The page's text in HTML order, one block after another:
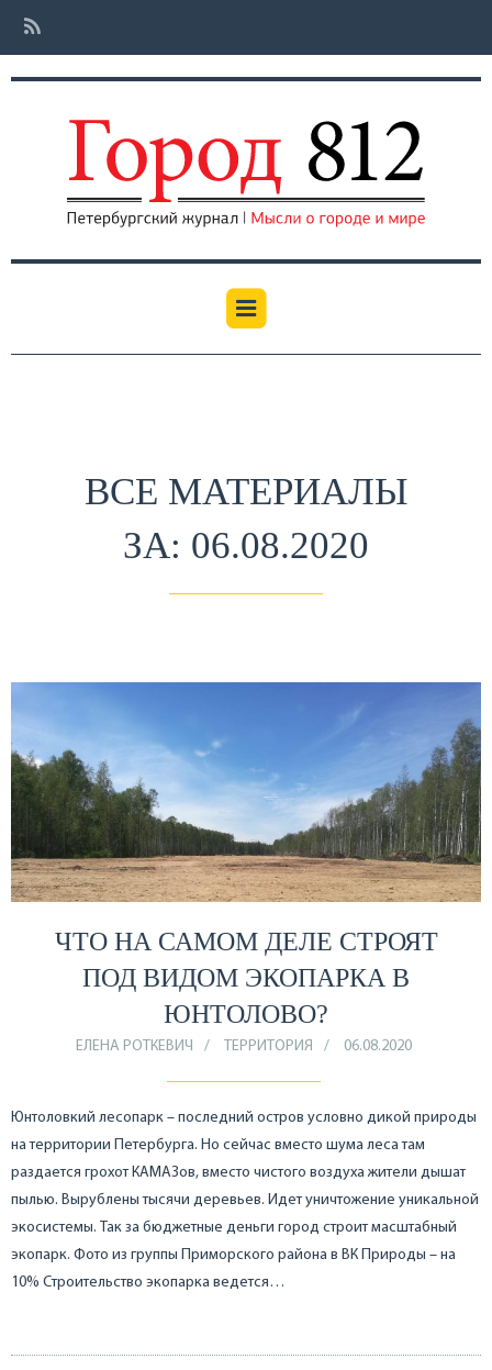
ВСЕ МАТЕРИАЛЫ
ЗА: 06.08.2020
ЧТО НА САМОМ ДЕЛЕ СТРОЯТ
ПОД ВИДОМ ЭКОПАРКА В
ЮНТОЛОВО?
ЕЛЕНА РОТКЕВИЧ ТЕРРИТОРИЯ 06.08.2020
Юнтоловкий лесопарк – последний остров условно дикой природы
на территории Петербурга. Но сейчас вместо шума леса там
раздается грохот КАМАЗов, вместо чистого воздуха жители дышат
пылью. Вырублены тысячи деревьев. Идет уничтожение уникальной
экосистемы. Так за бюджетные деньги город строит масштабный
экопарк. Фото из группы Приморского района в ВК Природы – на
10% Строительство экопарка ведется…